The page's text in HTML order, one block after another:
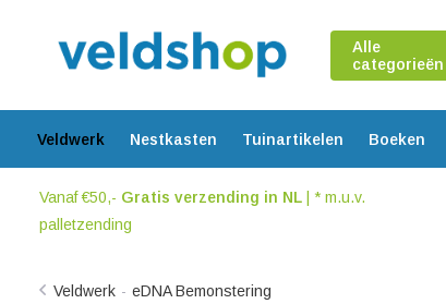
Alle
categorieën
Veldwerk Nestkasten Tuinartikelen Boeken
Vanaf €50,- Gratis verzending in NL| * m.u.v.
palletzending
Veldwerk - eDNA Bemonstering